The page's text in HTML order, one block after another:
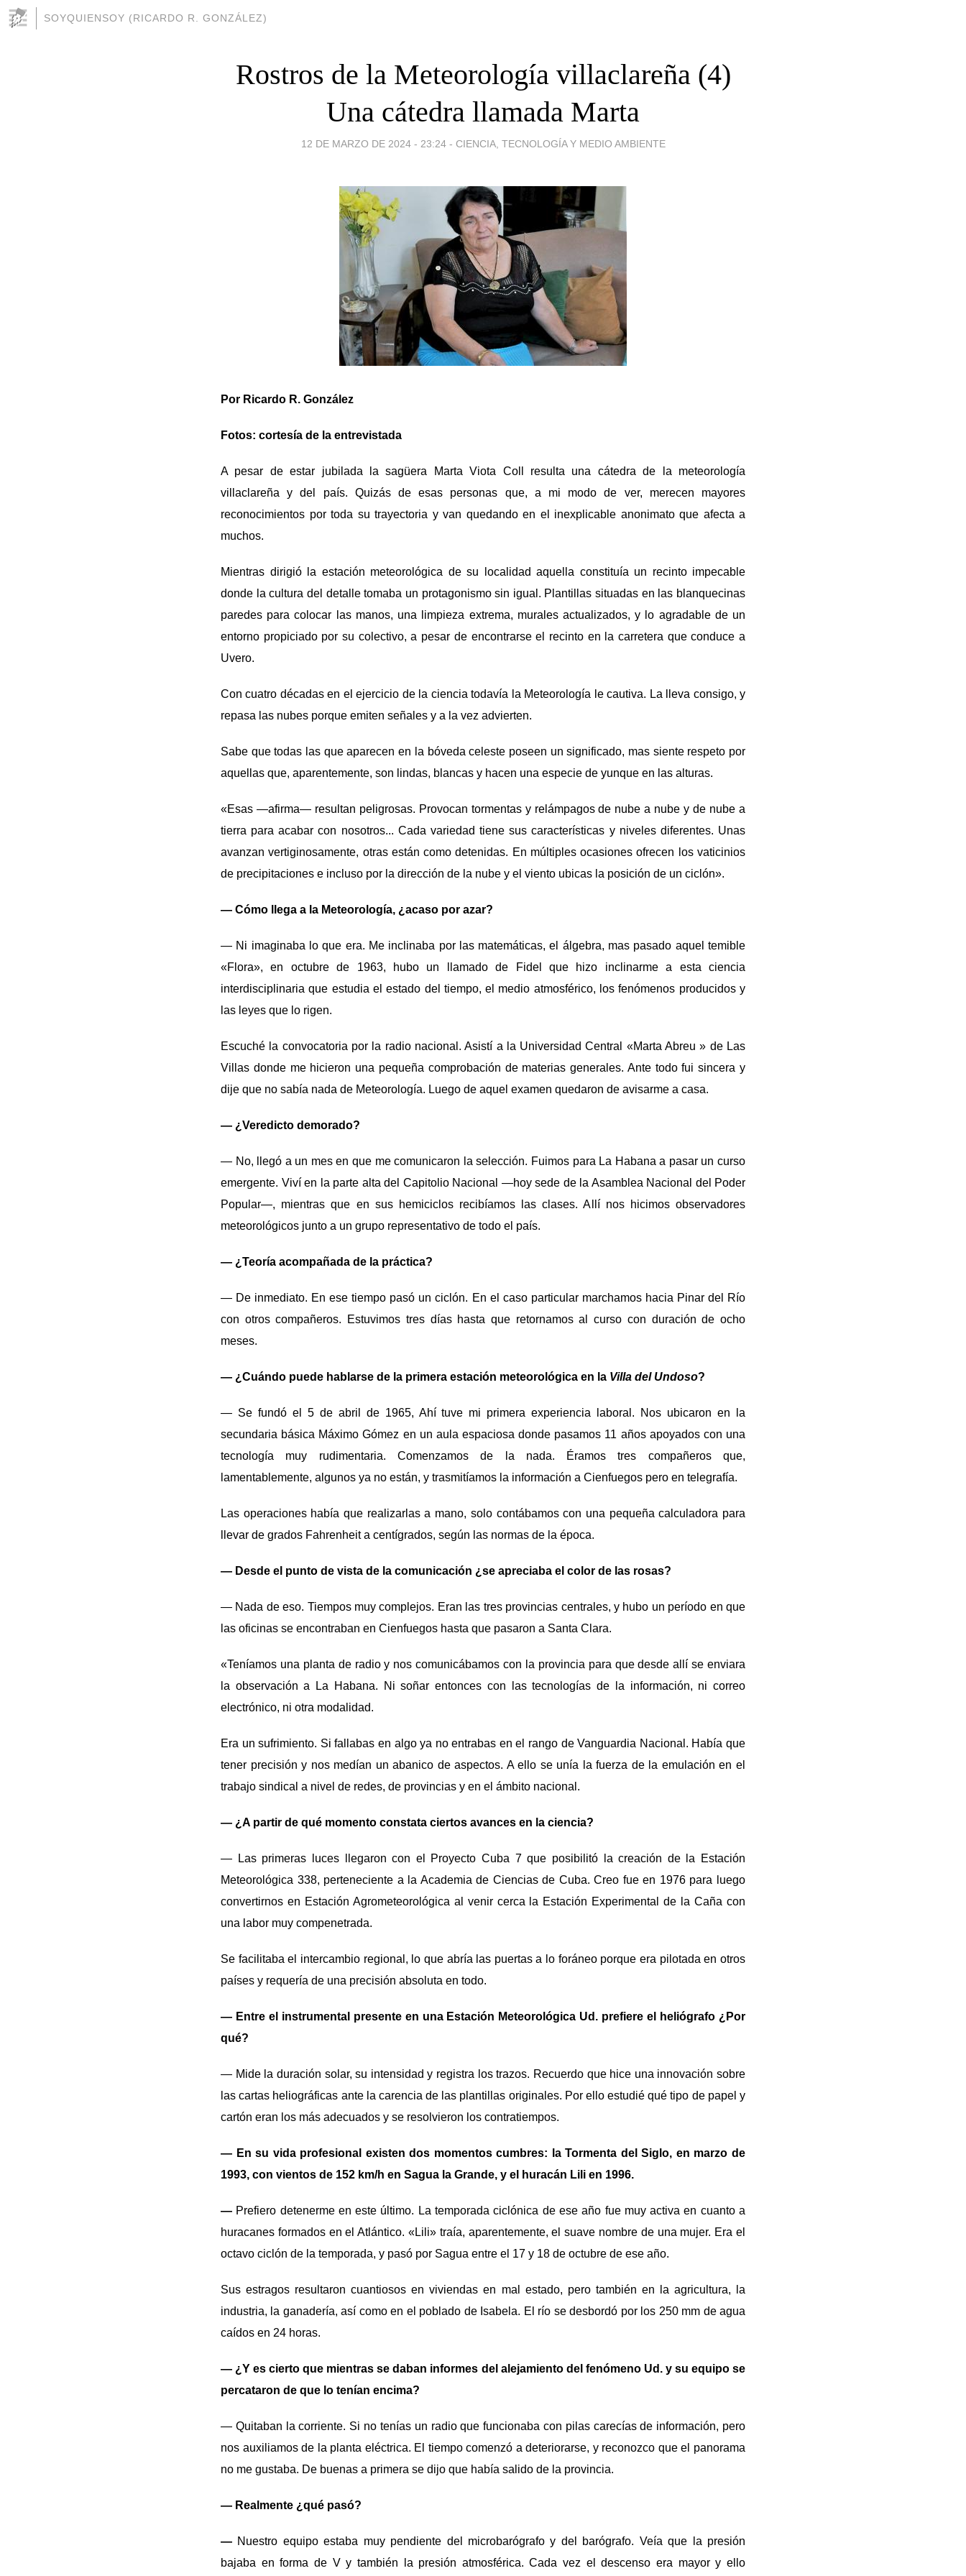
SOYQUIENSOY (RICARDO R. GONZÁLEZ)
Rostros de la Meteorología villaclareña (4)
Una cátedra llamada Marta
12 DE MARZO DE 2024 - 23:24 - CIENCIA, TECNOLOGÍA Y MEDIO AMBIENTE
Por Ricardo R. González
Fotos: cortesía de la entrevistada
A pesar de estar jubilada la sagüera Marta Viota Coll resulta una cátedra de la meteorología
villaclareña y del país. Quizás de esas personas que, a mi modo de ver, merecen mayores
reconocimientos por toda su trayectoria y van quedando en el inexplicable anonimato que afecta a
muchos.
Mientras dirigió la estación meteorológica de su localidad aquella constituía un recinto impecable
donde la cultura del detalle tomaba un protagonismo sin igual. Plantillas situadas en las blanquecinas
paredes para colocar las manos, una limpieza extrema, murales actualizados, y lo agradable de un
entorno propiciado por su colectivo, a pesar de encontrarse el recinto en la carretera que conduce a
Uvero.
Con cuatro décadas en el ejercicio de la ciencia todavía la Meteorología le cautiva. La lleva consigo, y
repasa las nubes porque emiten señales y a la vez advierten.
Sabe que todas las que aparecen en la bóveda celeste poseen un significado, mas siente respeto por
aquellas que, aparentemente, son lindas, blancas y hacen una especie de yunque en las alturas.
«Esas —afirma— resultan peligrosas. Provocan tormentas y relámpagos de nube a nube y de nube a
tierra para acabar con nosotros... Cada variedad tiene sus características y niveles diferentes. Unas
avanzan vertiginosamente, otras están como detenidas. En múltiples ocasiones ofrecen los vaticinios
de precipitaciones e incluso por la dirección de la nube y el viento ubicas la posición de un ciclón».
— Cómo llega a la Meteorología, ¿acaso por azar?
— Ni imaginaba lo que era. Me inclinaba por las matemáticas, el álgebra, mas pasado aquel temible
«Flora», en octubre de 1963, hubo un llamado de Fidel que hizo inclinarme a esta ciencia
interdisciplinaria que estudia el estado del tiempo, el medio atmosférico, los fenómenos producidos y
las leyes que lo rigen.
Escuché la convocatoria por la radio nacional. Asistí a la Universidad Central «Marta Abreu » de Las
Villas donde me hicieron una pequeña comprobación de materias generales. Ante todo fui sincera y
dije que no sabía nada de Meteorología. Luego de aquel examen quedaron de avisarme a casa.
— ¿Veredicto demorado?
— No, llegó a un mes en que me comunicaron la selección. Fuimos para La Habana a pasar un curso
emergente. Viví en la parte alta del Capitolio Nacional —hoy sede de la Asamblea Nacional del Poder
Popular—, mientras que en sus hemiciclos recibíamos las clases. Allí nos hicimos observadores
meteorológicos junto a un grupo representativo de todo el país.
— ¿Teoría acompañada de la práctica?
— De inmediato. En ese tiempo pasó un ciclón. En el caso particular marchamos hacia Pinar del Río
con otros compañeros. Estuvimos tres días hasta que retornamos al curso con duración de ocho
meses.
— ¿Cuándo puede hablarse de la primera estación meteorológica en la Villa del Undoso?
— Se fundó el 5 de abril de 1965, Ahí tuve mi primera experiencia laboral. Nos ubicaron en la
secundaria básica Máximo Gómez en un aula espaciosa donde pasamos 11 años apoyados con una
tecnología muy rudimentaria. Comenzamos de la nada. Éramos tres compañeros que,
lamentablemente, algunos ya no están, y trasmitíamos la información a Cienfuegos pero en telegrafía.
Las operaciones había que realizarlas a mano, solo contábamos con una pequeña calculadora para
llevar de grados Fahrenheit a centígrados, según las normas de la época.
— Desde el punto de vista de la comunicación ¿se apreciaba el color de las rosas?
— Nada de eso. Tiempos muy complejos. Eran las tres provincias centrales, y hubo un período en que
las oficinas se encontraban en Cienfuegos hasta que pasaron a Santa Clara.
«Teníamos una planta de radio y nos comunicábamos con la provincia para que desde allí se enviara
la observación a La Habana. Ni soñar entonces con las tecnologías de la información, ni correo
electrónico, ni otra modalidad.
Era un sufrimiento. Si fallabas en algo ya no entrabas en el rango de Vanguardia Nacional. Había que
tener precisión y nos medían un abanico de aspectos. A ello se unía la fuerza de la emulación en el
trabajo sindical a nivel de redes, de provincias y en el ámbito nacional.
— ¿A partir de qué momento constata ciertos avances en la ciencia?
— Las primeras luces llegaron con el Proyecto Cuba 7 que posibilitó la creación de la Estación
Meteorológica 338, perteneciente a la Academia de Ciencias de Cuba. Creo fue en 1976 para luego
convertirnos en Estación Agrometeorológica al venir cerca la Estación Experimental de la Caña con
una labor muy compenetrada.
Se facilitaba el intercambio regional, lo que abría las puertas a lo foráneo porque era pilotada en otros
países y requería de una precisión absoluta en todo.
— Entre el instrumental presente en una Estación Meteorológica Ud. prefiere el heliógrafo ¿Por
qué?
— Mide la duración solar, su intensidad y registra los trazos. Recuerdo que hice una innovación sobre
las cartas heliográficas ante la carencia de las plantillas originales. Por ello estudié qué tipo de papel y
cartón eran los más adecuados y se resolvieron los contratiempos.
— En su vida profesional existen dos momentos cumbres: la Tormenta del Siglo, en marzo de
1993, con vientos de 152 km/h en Sagua la Grande, y el huracán Lili en 1996.
— Prefiero detenerme en este último. La temporada ciclónica de ese año fue muy activa en cuanto a
huracanes formados en el Atlántico. «Lili» traía, aparentemente, el suave nombre de una mujer. Era el
octavo ciclón de la temporada, y pasó por Sagua entre el 17 y 18 de octubre de ese año.
Sus estragos resultaron cuantiosos en viviendas en mal estado, pero también en la agricultura, la
industria, la ganadería, así como en el poblado de Isabela. El río se desbordó por los 250 mm de agua
caídos en 24 horas.
— ¿Y es cierto que mientras se daban informes del alejamiento del fenómeno Ud. y su equipo se
percataron de que lo tenían encima?
— Quitaban la corriente. Si no tenías un radio que funcionaba con pilas carecías de información, pero
nos auxiliamos de la planta eléctrica. El tiempo comenzó a deteriorarse, y reconozco que el panorama
no me gustaba. De buenas a primera se dijo que había salido de la provincia.
— Realmente ¿qué pasó?
— Nuestro equipo estaba muy pendiente del microbarógrafo y del barógrafo. Veía que la presión
bajaba en forma de V y también la presión atmosférica. Cada vez el descenso era mayor y ello